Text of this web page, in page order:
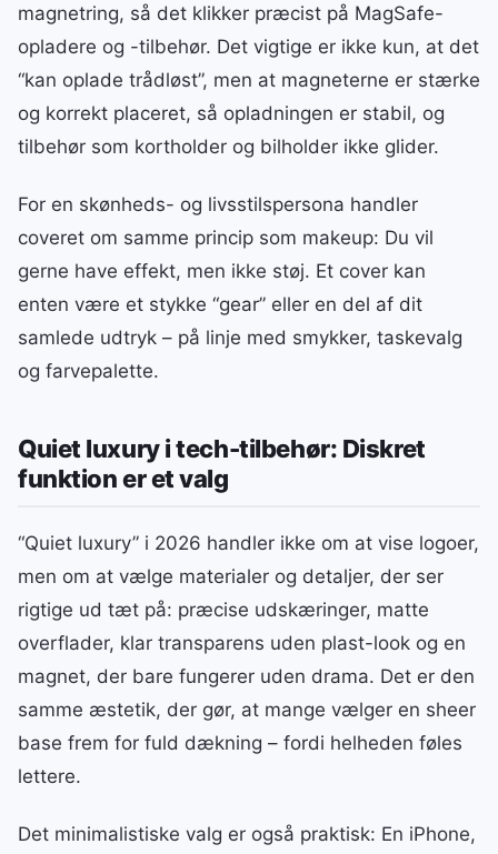
magnetring, så det klikker præcist på MagSafe-
opladere og -tilbehør. Det vigtige er ikke kun, at det
“kan oplade trådløst”, men at magneterne er stærke
og korrekt placeret, så opladningen er stabil, og
tilbehør som kortholder og bilholder ikke glider.
For en skønheds- og livsstilspersona handler
coveret om samme princip som makeup: Du vil
gerne have effekt, men ikke støj. Et cover kan
enten være et stykke “gear” eller en del af dit
samlede udtryk – på linje med smykker, taskevalg
og farvepalette.
Quiet luxury i tech-tilbehør: Diskret
funktion er et valg
“Quiet luxury” i 2026 handler ikke om at vise logoer,
men om at vælge materialer og detaljer, der ser
rigtige ud tæt på: præcise udskæringer, matte
overflader, klar transparens uden plast-look og en
magnet, der bare fungerer uden drama. Det er den
samme æstetik, der gør, at mange vælger en sheer
base frem for fuld dækning – fordi helheden føles
lettere.
Det minimalistiske valg er også praktisk: En iPhone,